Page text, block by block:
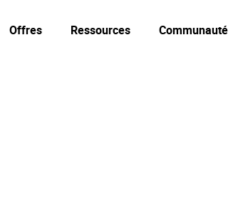
Offres Ressources Communauté